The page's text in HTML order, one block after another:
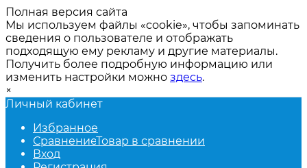
Полная версия сайта
Мы используем файлы «cookie», чтобы запоминать
сведения о пользователе и отображать
подходящую ему рекламу и другие материалы.
Получить более подробную информацию или
изменить настройки можно здесь.
×
Личный кабинет
Избранное
СравнениеТовар в сравнении
Вход